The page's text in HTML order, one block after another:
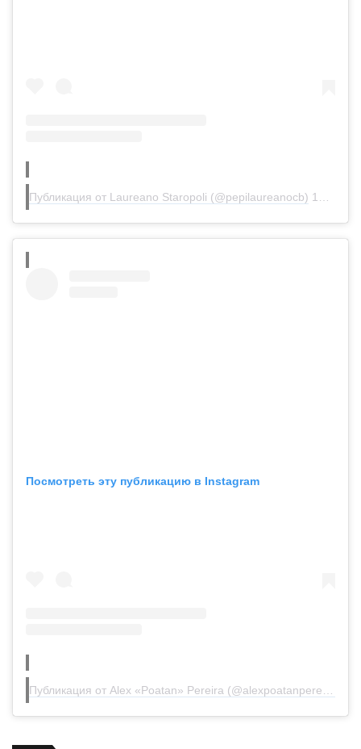
Публикация от Laureano Staropoli (@pepilaureanocb) 15 Апр 2020 в 8:31 PDT
Посмотреть эту публикацию в Instagram